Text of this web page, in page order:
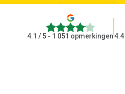
4.1
4.1 / 5 - 1 051 opmerkingen4.4